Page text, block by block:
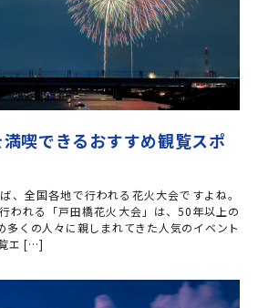
喫できるおすすめ観覧スポ
、全国各地で行われる花火大会ですよね。
われる「戸田橋花火大会」は、50年以上の
多くの人々に親しまれてきた人気のイベント
エ […]